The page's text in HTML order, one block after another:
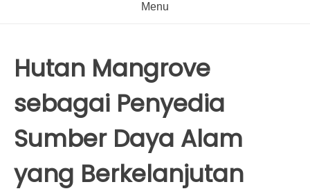
Menu
Hutan Mangrove
sebagai Penyedia
Sumber Daya Alam
yang Berkelanjutan